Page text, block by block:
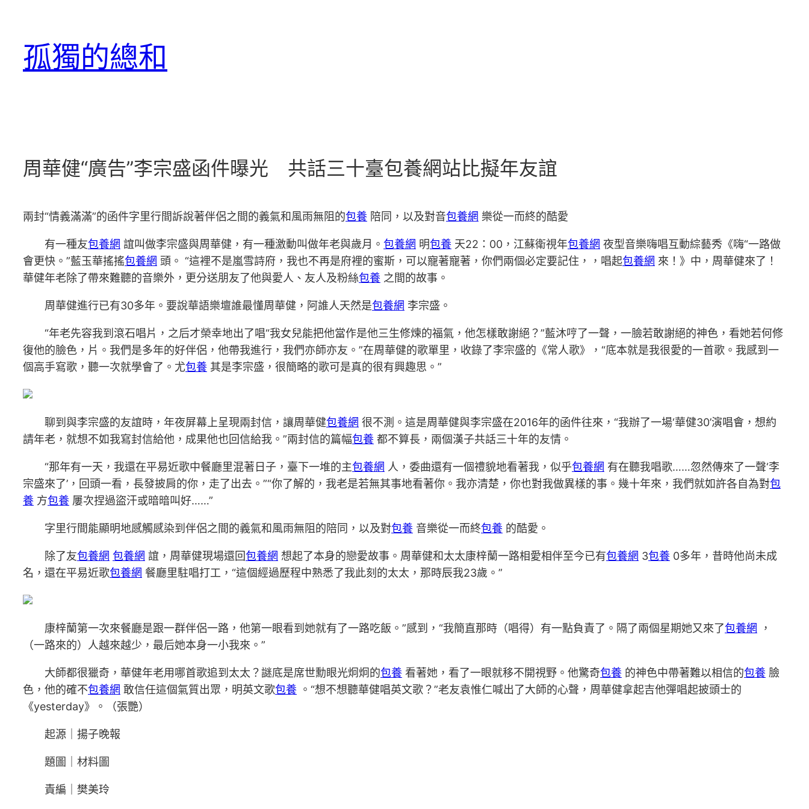
孤獨的總和
周華健“廣告”李宗盛函件曝光 共話三十臺包養網站比擬年友誼
兩封“情義滿滿”的函件字里行間訴說著伴侶之間的義氣和風雨無阻的包養 陪同，以及對音包養網 樂從一而終的酷愛
有一種友包養網 誼叫做李宗盛與周華健，有一種激動叫做年老與歲月。 包養網 明包養 天22：00，江蘇衛視年包養網 夜型音樂嗨唱互動綜藝秀《嗨“一路做
會更快。”藍玉華搖搖包養網 頭。 “這裡不是嵐雪詩府，我也不再是府裡的蜜斯，可以寵著寵著，你們兩個必定要記住，，唱起包養網 來！》中，周華健來了！
華健年老除了帶來難聽的音樂外，更分送朋友了他與愛人、友人及粉絲包養 之間的故事。
周華健進行已有30多年。要說華語樂壇誰最懂周華健，阿誰人天然是包養網 李宗盛。
“年老先容我到滾石唱片，之后才榮幸地出了唱“我女兒能把他當作是他三生修煉的福氣，他怎樣敢謝絕？”藍沐哼了一聲，一臉若敢謝絕的神色，看她若何修
復他的臉色，片。我們是多年的好伴侶，他帶我進行，我們亦師亦友。”在周華健的歌單里，收錄了李宗盛的《常人歌》，“底本就是我很愛的一首歌。我感到一
個高手寫歌，聽一次就學會了。尤包養 其是李宗盛，很簡略的歌可是真的很有興趣思。”
聊到與李宗盛的友誼時，年夜屏幕上呈現兩封信，讓周華健包養網 很不測。這是周華健與李宗盛在2016年的函件往來，“我辦了一場‘華健30’演唱會，想約
請年老，就想不如我寫封信給他，成果他也回信給我。”兩封信的篇幅包養 都不算長，兩個漢子共話三十年的友情。
“那年有一天，我還在平易近歌中餐廳里混著日子，臺下一堆的主包養網 人，委曲還有一個禮貌地看著我，似乎包養網 有在聽我唱歌……忽然傳來了一聲‘李
宗盛來了’，回頭一看，長發披肩的你，走了出去。”“你了解的，我老是若無其事地看著你。我亦清楚，你也對我做異樣的事。幾十年來，我們就如許各自為對包
養 方包養 屢次捏過盜汗或暗暗叫好……”
字里行間能顯明地感觸感染到伴侶之間的義氣和風雨無阻的陪同，以及對包養 音樂從一而終包養 的酷愛。
除了友包養網 包養網 誼，周華健現場還回包養網 想起了本身的戀愛故事。周華健和太太康梓蘭一路相愛相伴至今已有包養網 3包養 0多年，昔時他尚未成
名，還在平易近歌包養網 餐廳里駐唱打工，“這個經過歷程中熟悉了我此刻的太太，那時辰我23歲。”
康梓蘭第一次來餐廳是跟一群伴侶一路，他第一眼看到她就有了一路吃飯。”感到，“我簡直那時（唱得）有一點負責了。隔了兩個星期她又來了包養網 ，
（一路來的）人越來越少，最后她本身一小我來。”
大師都很獵奇，華健年老用哪首歌追到太太？謎底是席世勳眼光炯炯的包養 看著她，看了一眼就移不開視野。他驚奇包養 的神色中帶著難以相信的包養 臉
色，他的確不包養網 敢信任這個氣質出眾，明英文歌包養 。“想不想聽華健唱英文歌？”老友袁惟仁喊出了大師的心聲，周華健拿起吉他彈唱起披頭士的
《yesterday》。（張艷）
起源｜揚子晚報
題圖｜材料圖
責編｜樊美玲